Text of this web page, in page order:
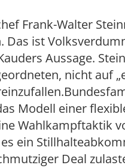
Frank-Walter
Das ist
Aussage.
nicht auf
Modell einer
Wahlkampftaktik
ein
Deal